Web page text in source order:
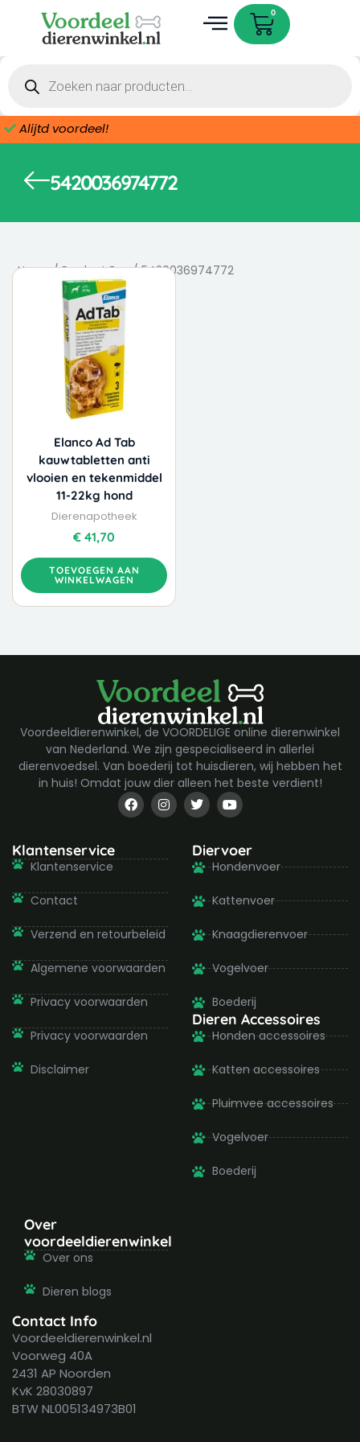
inhoud
0
Cart
zoeken
Alijtd voordeel!
5420036974772
Home/ Product Ean / 5420036974772
Elanco Ad Tab
kauwtabletten anti
vlooien en tekenmiddel
11-22kg hond
Dierenapotheek
€ 41,70
TOEVOEGEN AAN
WINKELWAGEN
Voordeeldierenwinkel, de VOORDELIGE online dierenwinkel
van Nederland. We zijn gespecialiseerd in allerlei
dierenvoedsel. Van boederij tot huisdieren, wij hebben het
in huis! Omdat jouw dier alleen het beste verdient!
F
a
c
o
I
n
s
g
T
w
i
t
e
r
Y
o
u
u
b
e
Klantenservice
Klantenservice
Contact
Verzend en retourbeleid
Algemene voorwaarden
Privacy voorwaarden
Privacy voorwaarden
Disclaimer
Diervoer
Hondenvoer
Kattenvoer
Knaagdierenvoer
Vogelvoer
Boederij
Dieren Accessoires
Honden accessoires
Katten accessoires
Pluimvee accessoires
Vogelvoer
Boederij
Over
voordeeldierenwinkel
Over ons
Dieren blogs
Contact Info
Voordeeldierenwinkel.nl
Voorweg 40A
2431 AP Noorden
KvK 28030897
BTW NL005134973B01